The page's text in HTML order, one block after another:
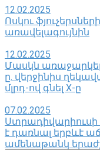
12.02.2025
Ոսկու
առավելագույնին
12.02.2025
Մասկն առաջարկել
ը. վերջինիս
մլրդ-ով գնել X-ը
07.02.2025
է դառնալ երբևէ
ամենաթանկ